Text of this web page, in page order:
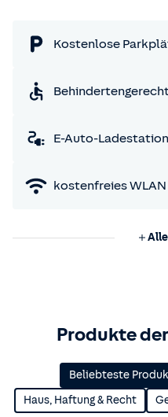
Kostenlose
E-Auto-Ladestation
kostenfreies WLAN
Produkte
Beliebteste
Haus, Haftung & Recht